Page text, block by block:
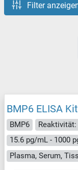
Filter
BMP6 ELISA Kit
BMP6
15.6 pg/mL - 1000
Plasma, Serum,